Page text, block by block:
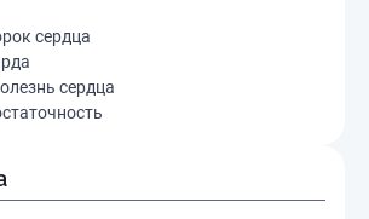
сердца
сердца